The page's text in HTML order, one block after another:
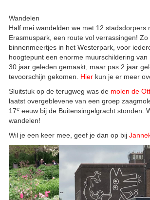
Wandelen
Half mei wandelden we met 12 stadsdorpers
Erasmuspark, een route vol verrassingen!
binnenmeertjes in het Westerpark, voor
hoogtepunt een enorme muurschildering van
30 jaar geleden gemaakt, maar pas 2 jaar
tevoorschijn gekomen.
Hier kun je er meer
Sluitstuk op de terugweg was de molen de
laatst overgeblevene van een groep
17e eeuw bij de Buitensingelgracht stonden.
wandelen!
Wil je een keer mee, geef je dan op bij